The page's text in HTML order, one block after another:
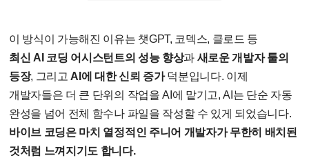
이 방식이 가능해진 이유는 챗GPT, 코덱스, 클로드 등
최신 AI 코딩 어시스턴트의 성능 향상과 새로운 개발자 툴의
등장, 그리고 AI 에 대한 신뢰 증가덕분입니다. 이제
개발자들은 더 큰 단위의 작업을 AI 에 맡기고, AI 는 단순 자동
완성을 넘어 전체 함수나 파일을 작성할 수 있게 되었습니다.
바이브 코딩은 마치 열정적인 주니어 개발자가 무한히 배치된
것처럼 느껴지기도 합니다.